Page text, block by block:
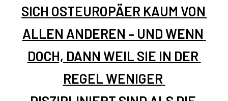
SICH OSTEUROPÄER KAUM VON
ALLEN ANDEREN – UND WENN
DOCH, DANN WEIL SIE IN DER
REGEL WENIGER